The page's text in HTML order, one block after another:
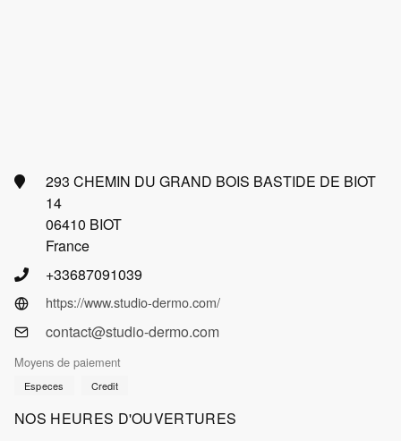
293 CHEMIN DU GRAND BOIS BASTIDE DE BIOT
14
06410 BIOT
France
+33687091039
https://www.studio-dermo.com/
contact@studio-dermo.com
Moyens de paiement
Especes Credit
NOS HEURES D'OUVERTURES